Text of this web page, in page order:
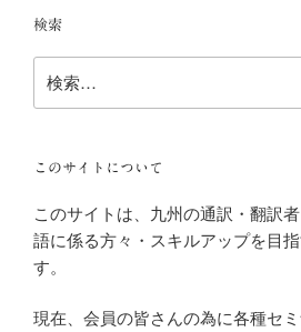
検索
索:
このサイトについて
このサイトは、九州の通訳・翻訳
語に係る方々・スキルアップを目
す。
現在、会員の皆さんの為に各種セ